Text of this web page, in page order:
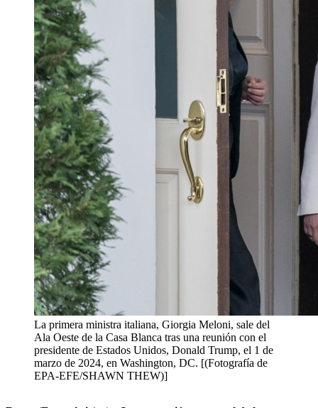
La primera ministra italiana, Giorgia Meloni, sale del
Ala Oeste de la Casa Blanca tras una reunión con el
presidente de Estados Unidos, Donald Trump, el 1 de
marzo de 2024, en Washington, DC. [(Fotografía de
EPA-EFE/SHAWN THEW)]